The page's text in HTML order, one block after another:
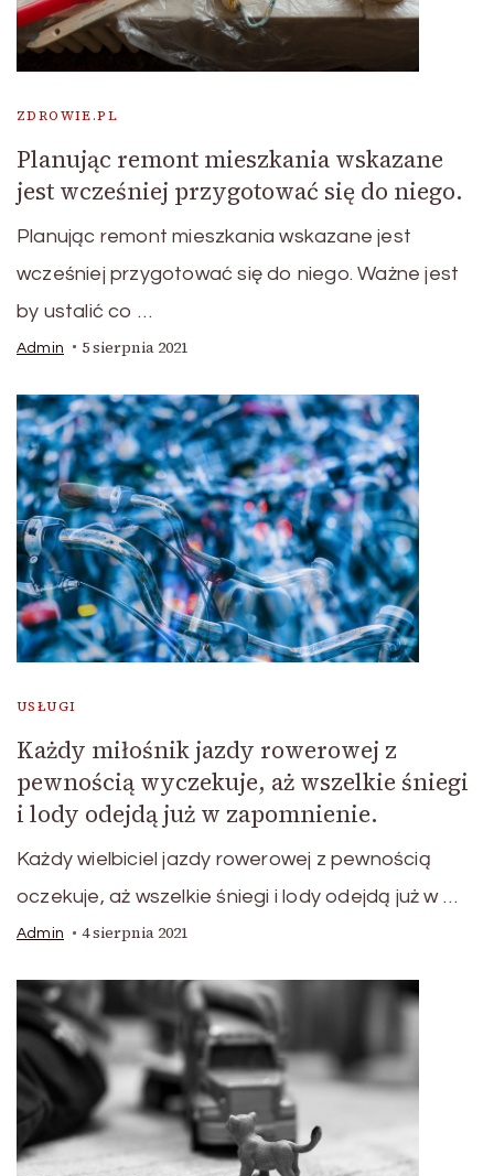
ZDROWIE.PL
Planując remont mieszkania wskazane
jest wcześniej przygotować się do niego.
Planując remont mieszkania wskazane jest
wcześniej przygotować się do niego. Ważne jest
by ustalić co …
Admin 5 sierpnia 2021
USŁUGI
Każdy miłośnik jazdy rowerowej z
pewnością wyczekuje, aż wszelkie śniegi
i lody odejdą już w zapomnienie.
Każdy wielbiciel jazdy rowerowej z pewnością
oczekuje, aż wszelkie śniegi i lody odejdą już w …
Admin 4 sierpnia 2021